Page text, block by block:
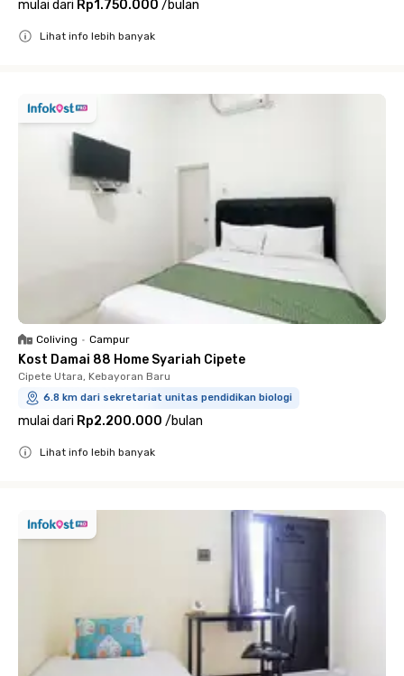
mulai dari Rp1.750.000 /bulan
Lihat info lebih banyak
Coliving • Campur
Kost Damai 88 Home Syariah Cipete
Cipete Utara, Kebayoran Baru
6.8 km dari sekretariat unitas pendidikan biologi
mulai dari Rp2.200.000 /bulan
Lihat info lebih banyak